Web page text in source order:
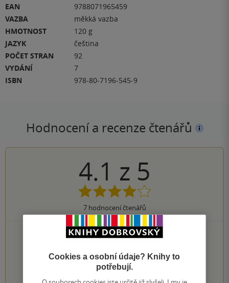
EAN
9788071965459
VAZBA
měkká vazba
HMOTNOST
120 g
JAZYK
čeština
POČET STRAN
92
VYDÁNÍ
7
ISBN
978-80-7196-545-9
Hodnocení a recenze čtenářů
4.1 z 5
7hodnocení čtenářů
3×
5 hvězdiček
2×
3 hvězdičky
0×
2 hvězdičky
Cookies a osobní údaje? Knihy to
potřebují.